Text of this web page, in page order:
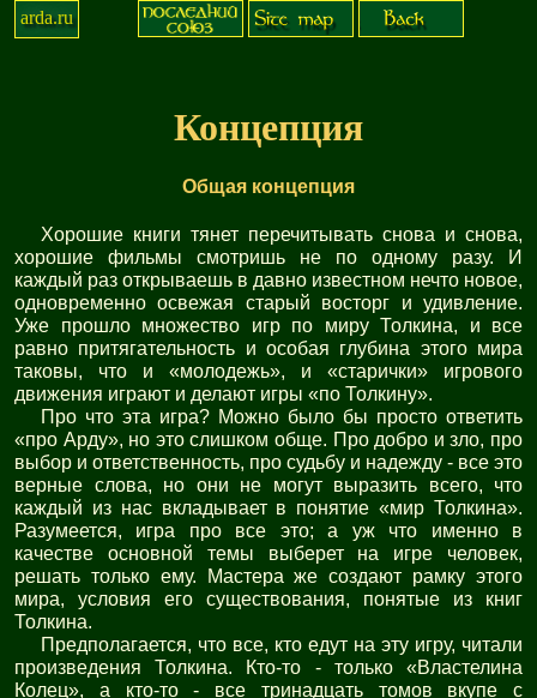
arda.ru
Концепция
Общая концепция
Хорошие книги тянет перечитывать снова и снова,
хорошие фильмы смотришь не по одному разу. И
каждый раз открываешь в давно известном нечто новое,
одновременно освежая старый восторг и удивление.
Уже прошло множество игр по миру Толкина, и все
равно притягательность и особая глубина этого мира
таковы, что и «молодежь», и «старички» игрового
движения играют и делают игры «по Толкину».
Про что эта игра? Можно было бы просто ответить
«про Арду», но это слишком обще. Про добро и зло, про
выбор и ответственность, про судьбу и надежду - все это
верные слова, но они не могут выразить всего, что
каждый из нас вкладывает в понятие «мир Толкина».
Разумеется, игра про все это; а уж что именно в
качестве основной темы выберет на игре человек,
решать только ему. Мастера же создают рамку этого
мира, условия его существования, понятые из книг
Толкина.
Предполагается, что все, кто едут на эту игру, читали
произведения Толкина. Кто-то - только «Властелина
Колец», а кто-то - все тринадцать томов вкупе с